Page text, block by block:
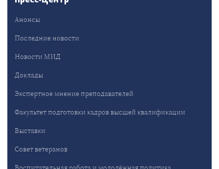
Анонсы
Последние новости
Новости МИД
Доклады
Экспертное мнение преподавателей
Факультет подготовки кадров высшей квалификации
Выставки
Совет ветеранов